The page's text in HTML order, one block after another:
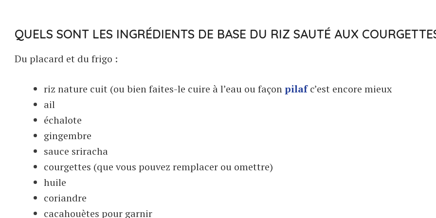
QUELS SONT LES INGRÉDIENTS DE BASE DU RIZ SAUTÉ AUX
Du placard et du frigo :
riz nature cuit (ou bien faites-le cuire à l’eau ou façonpilafc’est encore mieux
ail
échalote
gingembre
sauce sriracha
courgettes (que vous pouvez remplacer ou omettre)
huile
coriandre
cacahouètes pour garnir